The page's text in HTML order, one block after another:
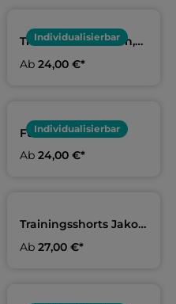
Individualisierbar
Trainershirt Damen,
| SV Delphin
Ab 24,00 €*
Individualisierbar
Funktionsshirt
in blau | SV Delphin
Ab 24,00 €*
Trainingsshorts Jako,
SV Delphin
Ab 27,00 €*